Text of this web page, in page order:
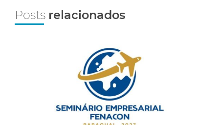
Posts relacionados